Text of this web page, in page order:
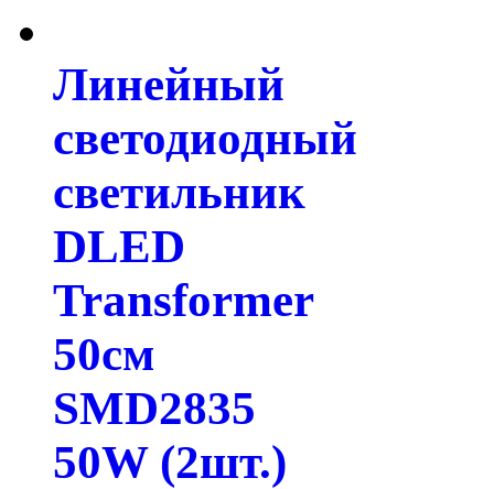
Линейный
светодиодный
светильник
DLED
Transformer
50см
SMD2835
50W (2шт.)